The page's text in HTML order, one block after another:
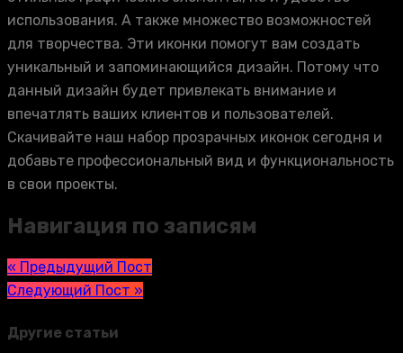
использования. А также множество возможностей
для творчества. Эти иконки помогут вам создать
уникальный и запоминающийся дизайн. Потому что
данный дизайн будет привлекать внимание и
впечатлять ваших клиентов и пользователей.
Скачивайте наш набор прозрачных иконок сегодня и
добавьте профессиональный вид и функциональность
в свои проекты.
Навигация по записям
« Предыдущий Пост
Следующий Пост »
Другие статьи